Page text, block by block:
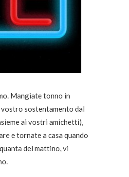
Mangiate tonno in
sostentamento dal
ai vostri amichetti),
e tornate a casa quando
del mattino, vi